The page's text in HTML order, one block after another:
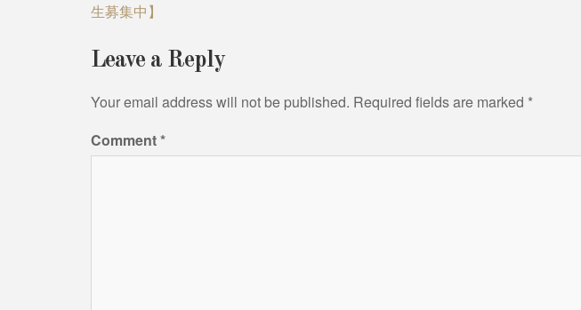
生募集中】
Leave a Reply
Your email address will not be published. Required fields are marked *
Comment*